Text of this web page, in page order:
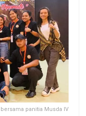
panitia Musda IV